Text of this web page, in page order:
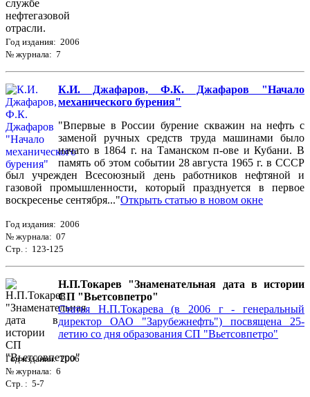
Год издания: 2006
№ журнала: 7
К.И. Джафаров, Ф.К. Джафаров "Начало
механического бурения"
"Впервые в России бурение скважин на нефть с
заменой ручных средств труда машинами было
начато в 1864 г. на Таманском п-ове и Кубани. В
память об этом событии 28 августа 1965 г. в СССР
был учрежден Всесоюзный день работников нефтяной и
газовой промышленности, который празднуется в первое
воскресенье сентября..."Открыть статью в новом окне
Год издания: 2006
№ журнала: 07
Стр. : 123-125
Н.П.Токарев "Знаменательная дата в истории
СП "Вьетсовпетро"
Статья Н.П.Токарева (в 2006 г - генеральный
директор ОАО "Зарубежнефть") посвящена 25-
летию со дня образования СП "Вьетсовпетро"
Год издания: 2006
№ журнала: 6
Стр. : 5-7